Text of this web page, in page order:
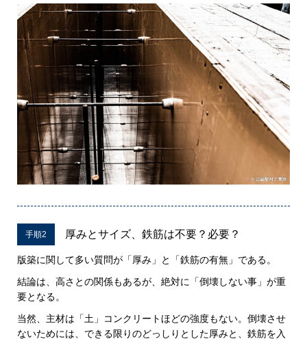
手順2 厚みとサイズ、鉄筋は不要？必要？
版築に関して多い質問が「厚み」と「鉄筋の有無」である。
結論は、高さとの関係もあるが、絶対に「倒壊しない事」が重
要となる。
当然、主材は「土」コンクリートほどの強度もない。倒壊させ
ないためには、できる限りのどっしりとした厚みと、鉄筋を入